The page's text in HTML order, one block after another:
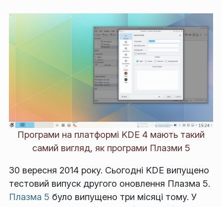
Програми на платформі KDE 4 мають такий
самий вигляд, як програми Плазми 5
30 вересня 2014 року. Сьогодні KDE випущено
тестовий випуск другого оновлення Плазма 5.
Плазма 5 було випущено три місяці тому. У